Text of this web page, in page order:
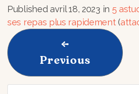
Publishedavril 18, 2023 in 5
ses repas plus rapidement(
←
Previous